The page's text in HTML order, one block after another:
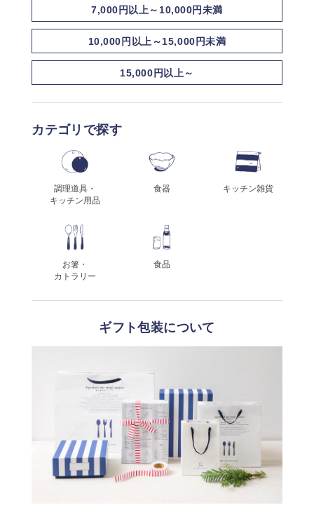
7,000円以上～10,000円未満
10,000円以上～15,000円未満
15,000円以上～
カテゴリで探す
調理道具・
キッチン用品
食器 キッチン雑貨
お箸・
カトラリー
食品
ギフト包装について